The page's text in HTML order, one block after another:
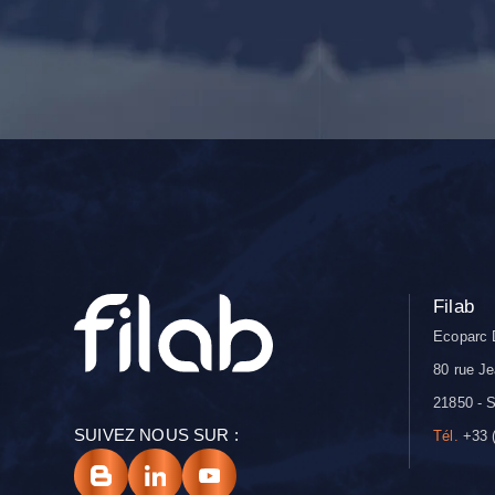
SUIVEZ NOUS SUR :
Filab
Ecoparc
80 rue
21850 -
Tél.
+33